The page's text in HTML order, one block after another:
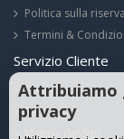
Politica sulla
Termini &
Servizio Cliente
Contattaci
Resi
Mappa del Sito
Attribuiamo
privacy